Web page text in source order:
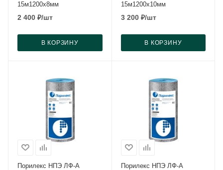
15м1200x8мм
2 400 ₽/шт
В КОРЗИНУ
15м1200x10мм
3 200₽/шт
В КОРЗИНУ
Порилекс НПЭ ЛФ-А
Порилекс НПЭ ЛФ-А